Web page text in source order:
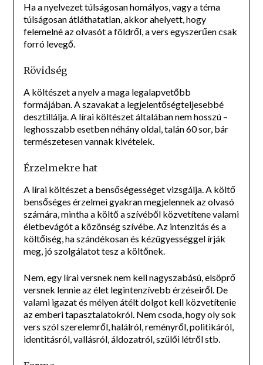
Ha a nyelvezet túlságosan homályos, vagy a téma
túlságosan átláthatatlan, akkor ahelyett, hogy
felemelné az olvasót a földről, a vers egyszerűen csak
forró levegő.
Rövidség
A költészet a nyelv a maga legalapvetőbb
formájában. A szavakat a legjelentőségteljesebbé
desztillálja. A lírai költészet általában nem hosszú –
leghosszabb esetben néhány oldal, talán 60 sor, bár
természetesen vannak kivételek.
Érzelmekre hat
A lírai költészet a bensőségességet vizsgálja. A költő
bensőséges érzelmei gyakran megjelennek az olvasó
számára, mintha a költő a szívéből közvetítene valami
életbevágót a közönség szívébe. Az intenzitás és a
költőiség, ha szándékosan és kézügyességgel írják
meg, jó szolgálatot tesz a költőnek.
Nem, egy lírai versnek nem kell nagyszabású, elsöprő
versnek lennie az élet legintenzívebb érzéseiről. De
valami igazat és mélyen átélt dolgot kell közvetítenie
az emberi tapasztalatokról. Nem csoda, hogy oly sok
vers szól szerelemről, halálról, reményről, politikáról,
identitásról, vallásról, áldozatról, szülői létről stb.